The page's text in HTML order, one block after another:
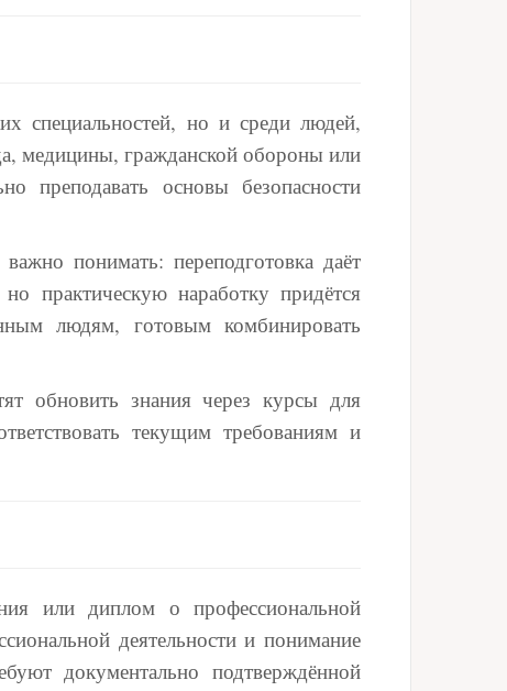
специальностей, но и среди людей,
медицины, гражданской обороны или
преподавать основы безопасности
понимать: переподготовка даёт
практическую наработку придётся
людям, готовым комбинировать
обновить знания через курсы для
текущим требованиям и
или диплом о профессиональной
деятельности и понимание
документально подтверждённой